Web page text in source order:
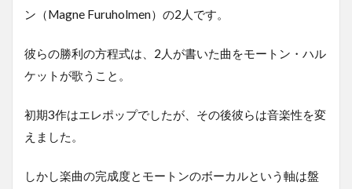
ン（Magne Furuholmen）の2人です。
彼らの勝利の方程式は、2人が書いた曲をモートン・ハル
ケットが歌うこと。
初期3作はエレポップでしたが、その後彼らは音楽性を変
えました。
しかし楽曲の完成度とモートンのボーカルという軸は盤